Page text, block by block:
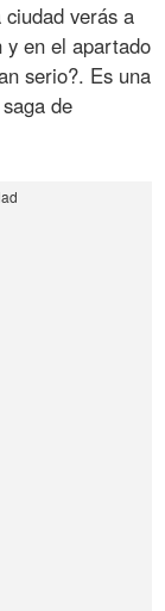
verás a
y en el apartado
serio?. Es una
de